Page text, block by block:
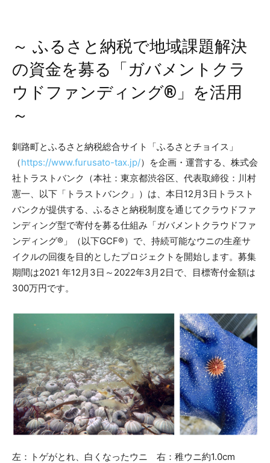
～ ふるさと納税で地域課題解決
の資金を募る「ガバメントクラ
ウドファンディング®」を活用
～
釧路町とふるさと納税総合サイト「ふるさとチョイス」
（https://www.furusato-tax.jp/）を企画・運営する、株式会
社トラストバンク（本社：東京都渋谷区、代表取締役：川村
憲一、以下「トラストバンク」）は、本日12月3日トラスト
バンクが提供する、ふるさと納税制度を通じてクラウドファ
ンディング型で寄付を募る仕組み「ガバメントクラウドファ
ンディング®」（以下GCF®）で、持続可能なウニの生産サ
イクルの回復を目的としたプロジェクトを開始します。募集
期間は2021 年12月3日～2022年3月2日で、目標寄付金額は
300万円です。
左：トゲがとれ、白くなったウニ 右：稚ウニ約1.0cm